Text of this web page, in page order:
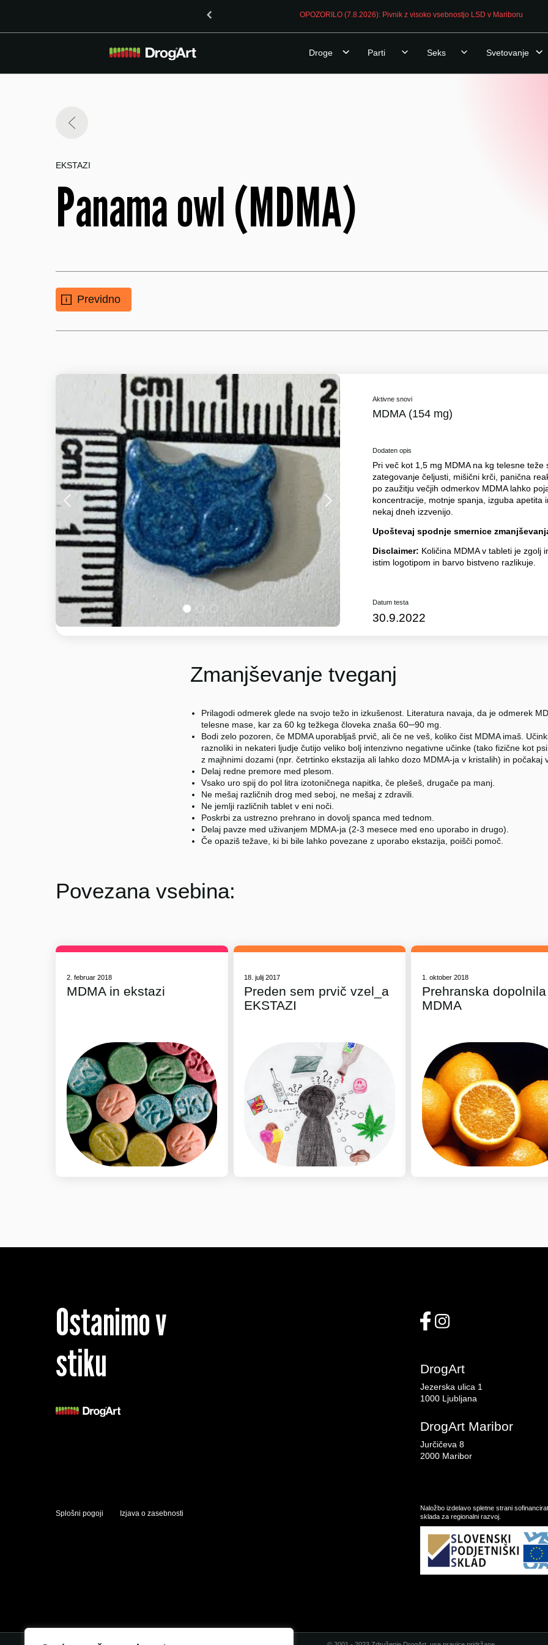
OPOZORILO (7.8.2026): Pivnik z visoko vsebnostjo LSD v Mariboru
Droge Parti Seks Svetovanje
EKSTAZI
Panama owl (MDMA)
Previdno
1 2 3
Aktivne snovi
MDMA (154 mg)
Dodaten opis
Pri več kot 1,5 mg MDMA na kg telesne
zategovanje čeljusti, mišični krči, panična
po zaužitju večjih odmerkov MDMA lahko
koncentracije, motnje spanja, izguba
nekaj dneh izzvenijo.
Upoštevaj spodnje smernice
Disclaimer: Količina MDMA v tableti je zgolj
istim logotipom in barvo bistveno razlikuje.
Datum testa
30.9.2022
Zmanjševanje tveganj
Prilagodi odmerek glede na svojo težo in izkušenost. Literatura navaja, da je odmerek
telesne mase, kar za 60 kg težkega človeka znaša 60─90 mg.
Bodi zelo pozoren, če MDMA uporabljaš prvič, ali če ne veš, koliko čist MDMA imaš.
raznoliki in nekateri ljudje čutijo veliko bolj intenzivno negativne učinke (tako fizične kot
z majhnimi dozami (npr. četrtinko ekstazija ali lahko dozo MDMA-ja v kristalih) in počakaj
Delaj redne premore med plesom.
Vsako uro spij do pol litra izotoničnega napitka, če plešeš, drugače pa manj.
Ne mešaj različnih drog med seboj, ne mešaj z zdravili.
Ne jemlji različnih tablet v eni noči.
Poskrbi za ustrezno prehrano in dovolj spanca med tednom.
Delaj pavze med uživanjem MDMA-ja (2-3 mesece med eno uporabo in drugo).
Če opaziš težave, ki bi bile lahko povezane z uporabo ekstazija, poišči pomoč.
Povezana vsebina:
2. februar 2018
MDMA in ekstazi
18. julij 2017
Preden sem prvič vzel_a
EKSTAZI
1. oktober 2018
Prehranska
MDMA
Ostanimo v
stiku
DrogArt
Jezerska ulica 1
1000 Ljubljana
DrogArt Maribor
Jurčičeva 8
2000 Maribor
Splošni pogoji Izjava o zasebnosti
Naložbo izdelavo spletne strani
sklada za regionalni razvoj.